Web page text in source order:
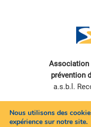
Association
prévention
a.s.b.l.
Nous utilisons des
expérience sur notre site.